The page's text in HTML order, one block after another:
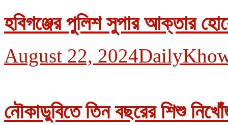
হবিগঞ্জের পুলিশ সুপার আক্তার
August 22, 2024
নৌকাডুবিতে তিন বছরের শিশু